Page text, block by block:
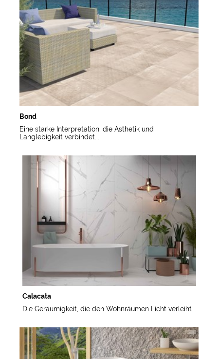
Bond
Eine starke Interpretation, die Ästhetik und
Langlebigkeit verbindet...
Calacata
Die Geräumigkeit, die den Wohnräumen Licht verleiht...